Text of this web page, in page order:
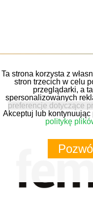
Ta strona korzysta z
stron trzecich w celu
przeglądarki, a
spersonalizowanych
preferencje dotyczące
Akceptuj lub
politykę